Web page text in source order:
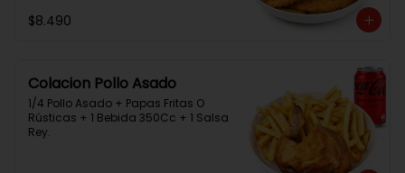
$8.490
Colacion Pollo Asado
1/4 Pollo Asado + Papas Fritas O
Rústicas + 1 Bebida 350Cc + 1 Salsa
Rey.